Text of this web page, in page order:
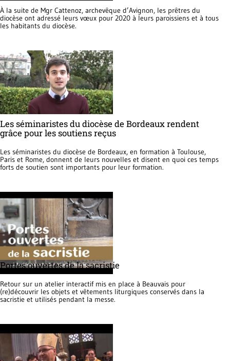
À la suite de Mgr Cattenoz, archevêque d’Avignon, les prêtres du
diocèse ont adressé leurs vœux pour 2020 à leurs paroissiens et à tous
les habitants du diocèse.
Les séminaristes du diocèse de Bordeaux rendent
grâce pour les soutiens reçus
Les séminaristes du diocèse de Bordeaux, en formation à Toulouse,
Paris et Rome, donnent de leurs nouvelles et disent en quoi ces temps
forts de soutien sont importants pour leur formation.
Portes ouvertes de la sacristie
Retour sur un atelier interactif mis en place à Beauvais pour
(re)découvrir les objets et vêtements liturgiques conservés dans la
sacristie et utilisés pendant la messe.